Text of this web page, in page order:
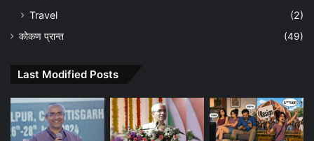
Travel
(2)
कोकण प्रान्त (49)
Last Modified Posts